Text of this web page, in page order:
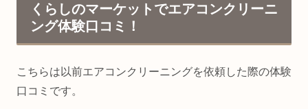
くらしのマーケットでエアコンクリーニ
ング体験口コミ！
こちらは以前エアコンクリーニングを依頼した際の体験
口コミです。